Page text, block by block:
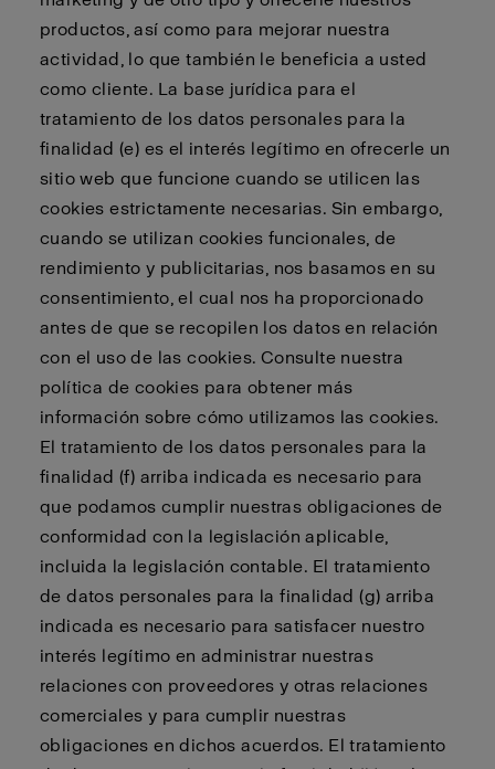
productos, así como para mejorar nuestra
actividad, lo que también le beneficia a usted
como cliente. La base jurídica para el
tratamiento de los datos personales para la
finalidad (e) es el interés legítimo en ofrecerle un
sitio web que funcione cuando se utilicen las
cookies estrictamente necesarias. Sin embargo,
cuando se utilizan cookies funcionales, de
rendimiento y publicitarias, nos basamos en su
consentimiento, el cual nos ha proporcionado
antes de que se recopilen los datos en relación
con el uso de las cookies. Consulte nuestra
política de cookies para obtener más
información sobre cómo utilizamos las cookies.
El tratamiento de los datos personales para la
finalidad (f) arriba indicada es necesario para
que podamos cumplir nuestras obligaciones de
conformidad con la legislación aplicable,
incluida la legislación contable. El tratamiento
de datos personales para la finalidad (g) arriba
indicada es necesario para satisfacer nuestro
interés legítimo en administrar nuestras
relaciones con proveedores y otras relaciones
comerciales y para cumplir nuestras
obligaciones en dichos acuerdos. El tratamiento